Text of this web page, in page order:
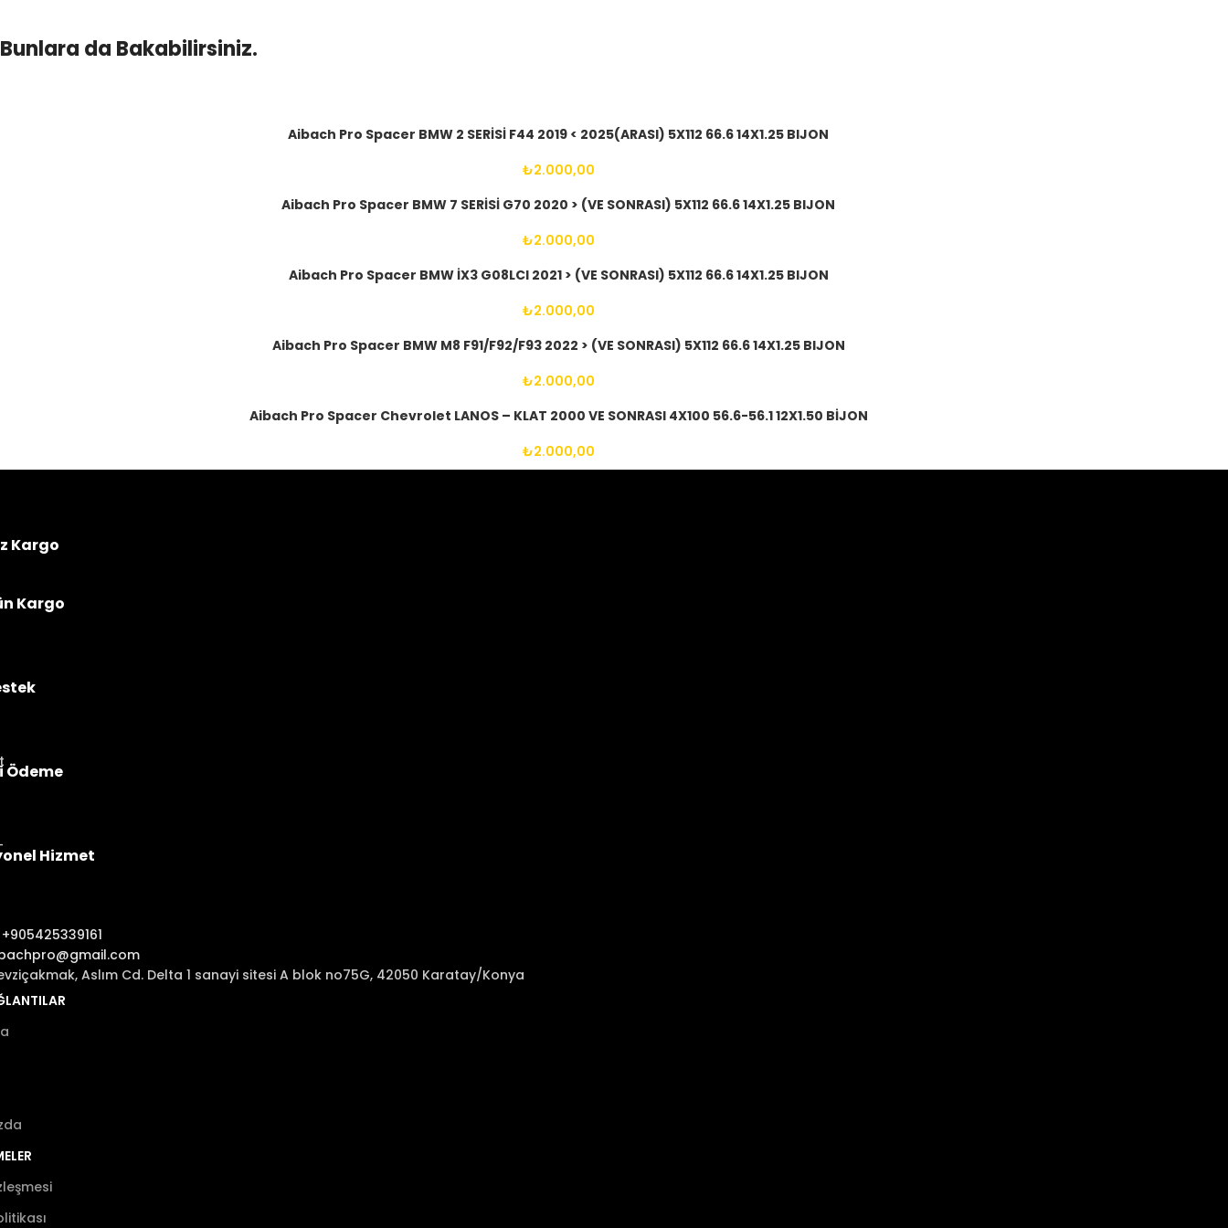
Bunlara da Bakabilirsiniz.
Aibach Pro Spacer BMW 2 SERİSİ F44 2019 < 2025(ARASI) 5X112 66.6 14X1.25 BIJON
₺2.000,00
Aibach Pro Spacer BMW 7 SERİSİ G70 2020 > (VE SONRASI) 5X112 66.6 14X1.25 BIJON
₺2.000,00
Aibach Pro Spacer BMW İX3 G08LCI 2021 > (VE SONRASI) 5X112 66.6 14X1.25 BIJON
₺2.000,00
Aibach Pro Spacer BMW M8 F91/F92/F93 2022 > (VE SONRASI) 5X112 66.6 14X1.25 BIJON
₺2.000,00
Aibach Pro Spacer Chevrolet LANOS – KLAT 2000 VE SONRASI 4X100 56.6-56.1 12X1.50 BİJON
₺2.000,00
Kargo
Kargo
Ödeme
Hizmet
+905425339161
Aslım Cd. Delta 1 sanayi sitesi A blok no75G, 42050 Karatay/Konya